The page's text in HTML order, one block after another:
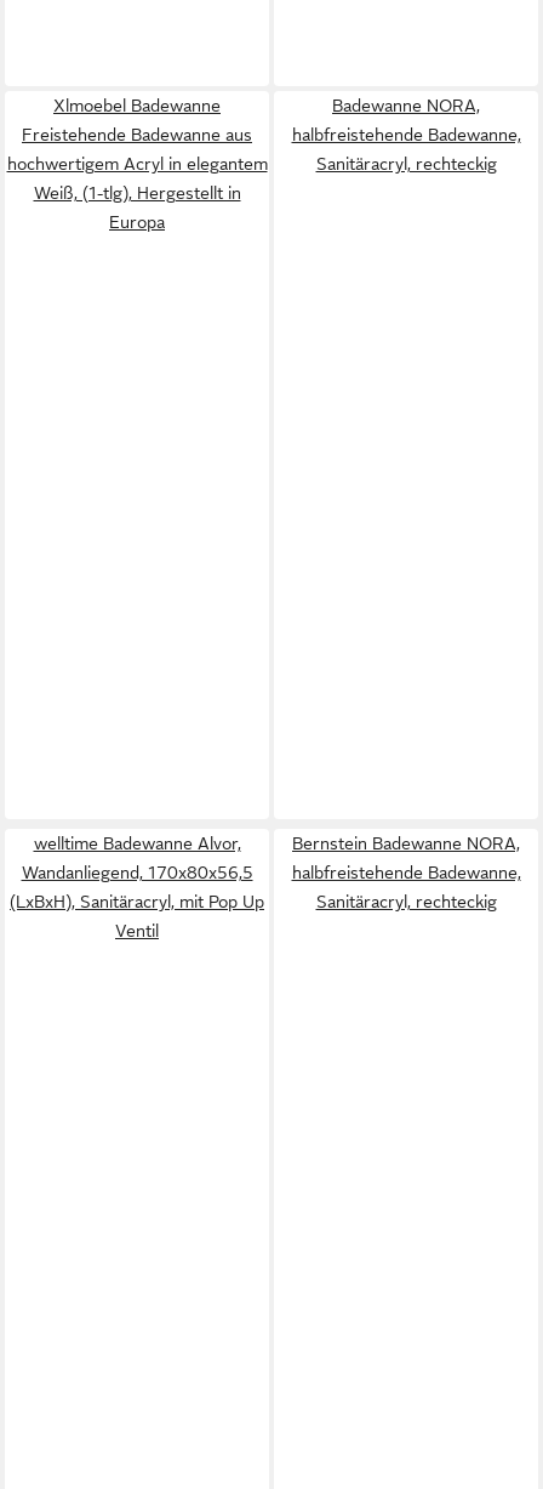
Xlmoebel Badewanne
Freistehende Badewanne aus
hochwertigem Acryl in elegantem
Weiß, (1-tlg), Hergestellt in
Europa
Badewanne NORA,
halbfreistehende Badewanne,
Sanitäracryl, rechteckig
welltime Badewanne Alvor,
Wandanliegend, 170x80x56,5
(LxBxH), Sanitäracryl, mit Pop Up
Ventil
Bernstein Badewanne NORA,
halbfreistehende Badewanne,
Sanitäracryl, rechteckig